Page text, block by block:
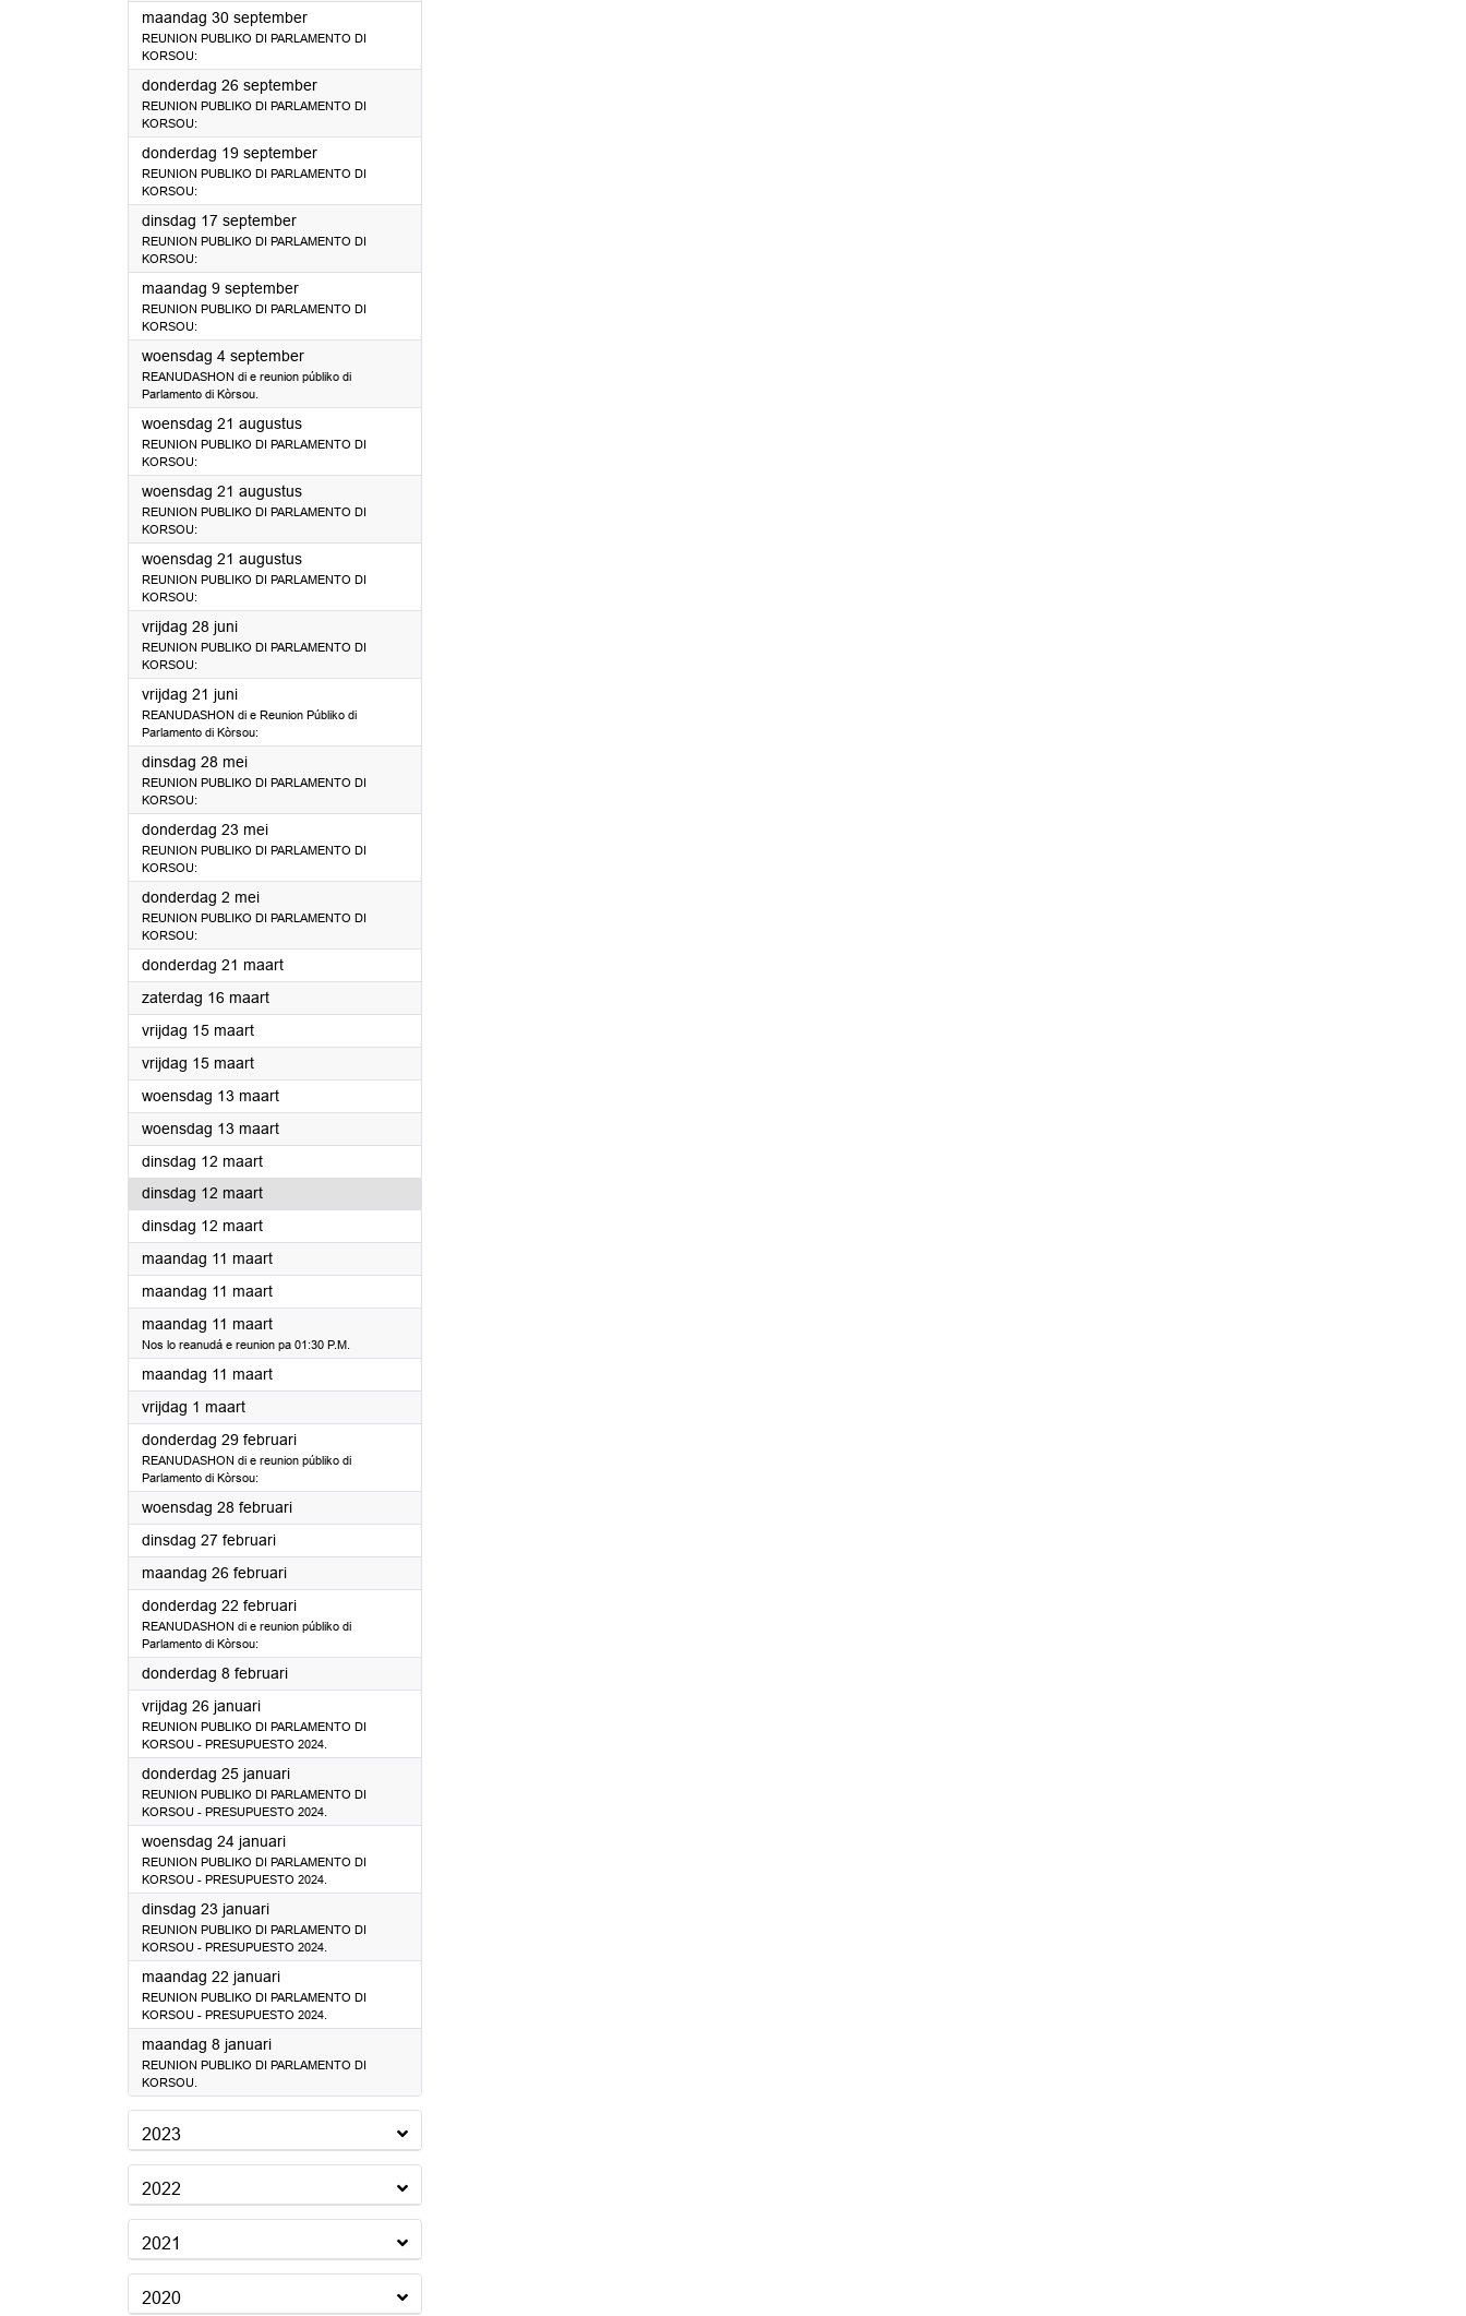
maandag 30 september2024
REUNION PUBLIKO DI PARLAMENTO DI
KORSOU:
donderdag 26 september2024
REUNION PUBLIKO DI PARLAMENTO DI
KORSOU:
donderdag 19 september2024
REUNION PUBLIKO DI PARLAMENTO DI
KORSOU:
dinsdag 17 september2024
REUNION PUBLIKO DI PARLAMENTO DI
KORSOU:
maandag 9 september2024
REUNION PUBLIKO DI PARLAMENTO DI
KORSOU:
woensdag 4 september2024
REANUDASHON di e reunion públiko di
Parlamento di Kòrsou.
woensdag 21 augustus2024
REUNION PUBLIKO DI PARLAMENTO DI
KORSOU:
woensdag 21 augustus2024
REUNION PUBLIKO DI PARLAMENTO DI
KORSOU:
woensdag 21 augustus2024
REUNION PUBLIKO DI PARLAMENTO DI
KORSOU:
vrijdag 28 juni2024
REUNION PUBLIKO DI PARLAMENTO DI
KORSOU:
vrijdag 21 juni2024
REANUDASHON di e Reunion Públiko di
Parlamento di Kòrsou:
dinsdag 28 mei2024
REUNION PUBLIKO DI PARLAMENTO DI
KORSOU:
donderdag 23 mei2024
REUNION PUBLIKO DI PARLAMENTO DI
KORSOU:
donderdag 2 mei2024
REUNION PUBLIKO DI PARLAMENTO DI
KORSOU:
donderdag 21 maart2024
zaterdag 16 maart2024
vrijdag 15 maart2024
vrijdag 15 maart2024
woensdag 13 maart2024
woensdag 13 maart2024
dinsdag 12 maart2024
dinsdag 12 maart2024
dinsdag 12 maart2024
maandag 11 maart2024
maandag 11 maart2024
maandag 11 maart2024
Nos lo reanudá e reunion pa 01:30 P.M.
maandag 11 maart2024
vrijdag 1 maart2024
donderdag 29 februari2024
REANUDASHON di e reunion públiko di
Parlamento di Kòrsou:
woensdag 28 februari2024
dinsdag 27 februari2024
maandag 26 februari2024
donderdag 22 februari2024
REANUDASHON di e reunion públiko di
Parlamento di Kòrsou:
donderdag 8 februari2024
vrijdag 26 januari2024
REUNION PUBLIKO DI PARLAMENTO DI
KORSOU - PRESUPUESTO 2024.
donderdag 25 januari2024
REUNION PUBLIKO DI PARLAMENTO DI
KORSOU - PRESUPUESTO 2024.
woensdag 24 januari2024
REUNION PUBLIKO DI PARLAMENTO DI
KORSOU - PRESUPUESTO 2024.
dinsdag 23 januari2024
REUNION PUBLIKO DI PARLAMENTO DI
KORSOU - PRESUPUESTO 2024.
maandag 22 januari2024
REUNION PUBLIKO DI PARLAMENTO DI
KORSOU - PRESUPUESTO 2024.
maandag 8 januari2024
REUNION PUBLIKO DI PARLAMENTO DI
KORSOU.
2023
2022
2021
2020